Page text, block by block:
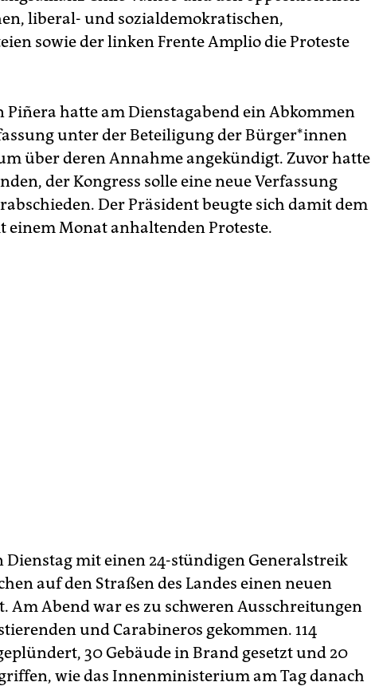
liberal- und sozialdemokratischen,
sowie der linken Frente Amplio die Proteste
Piñera hatte am Dienstagabend ein Abkommen
unter der Beteiligung der Bürger*innen
über deren Annahme angekündigt. Zuvor hatte
der Kongress solle eine neue Verfassung
Der Präsident beugte sich damit dem
einem Monat anhaltenden Proteste.
Dienstag mit einen 24-stündigen Generalstreik
auf den Straßen des Landes einen neuen
Am Abend war es zu schweren Ausschreitungen
und Carabineros gekommen. 114
30 Gebäude in Brand gesetzt und 20
wie das Innenministerium am Tag danach